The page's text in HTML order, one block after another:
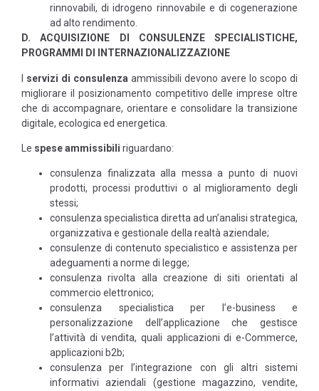
rinnovabili, di idrogeno rinnovabile e di cogenerazione
ad alto rendimento.
D. ACQUISIZIONE DI CONSULENZE SPECIALISTICHE,
PROGRAMMI DI INTERNAZIONALIZZAZIONE
servizi di consulenza ammissibili devono avere lo scopo di
migliorare il posizionamento competitivo delle imprese oltre
che di accompagnare, orientare e consolidare la transizione
digitale, ecologica ed energetica.
Le spese ammissibili riguardano:
consulenza finalizzata alla messa a punto di nuovi
prodotti, processi produttivi o al miglioramento degli
stessi;
consulenza specialistica diretta ad un’analisi strategica,
organizzativa e gestionale della realtà aziendale;
consulenze di contenuto specialistico e assistenza per
adeguamenti a norme di legge;
consulenza rivolta alla creazione di siti orientati al
commercio elettronico;
consulenza specialistica per l’e-business e
personalizzazione dell’applicazione che gestisce
l’attività di vendita, quali applicazioni di e-Commerce,
applicazioni b2b;
consulenza per l’integrazione con gli altri sistemi
informativi aziendali (gestione magazzino, vendite,